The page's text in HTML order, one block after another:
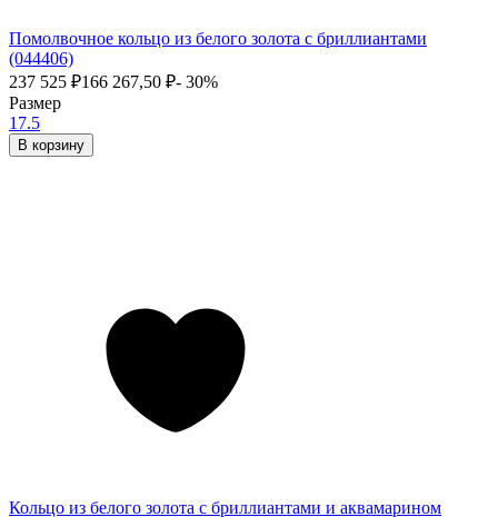
Кольцо из белого золота с бриллиантами и аквамарином
Помолвочное кольцо из белого золота с бриллиантами
(044406)
237 525 ₽166 267,50 ₽- 30%
Размер
17.5
В корзину